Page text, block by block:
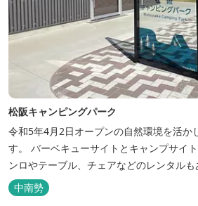
松阪キャンピングパーク
令和5年4月2日オープンの自然環境を活か
す。 バーベキューサイトとキャンプサイ
ンロやテーブル、チェアなどのレンタル
キューサイトは屋根があり雨でも利用いた
ご利用ください！
中南勢